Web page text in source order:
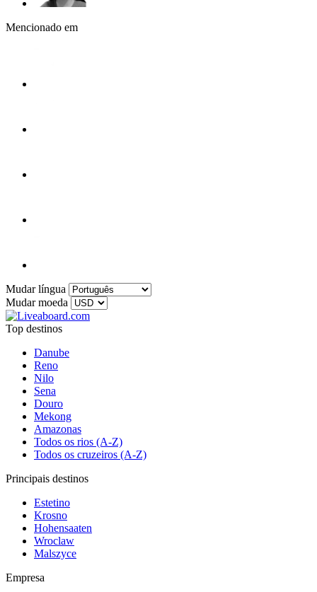
Mencionado em
Mudar língua
Mudar moeda
Top destinos
Danube
Reno
Nilo
Sena
Douro
Mekong
Amazonas
Todos os rios (A-Z)
Todos os cruzeiros (A-Z)
Principais destinos
Estetino
Krosno
Hohensaaten
Wroclaw
Malszyce
Empresa